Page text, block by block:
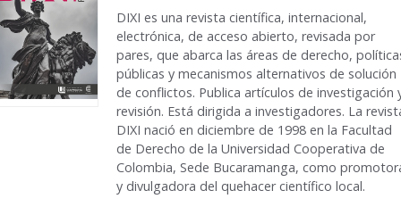
DIXI es una revista científica, internacional,
electrónica, de acceso abierto, revisada por
pares, que abarca las áreas de derecho,
públicas y mecanismos alternativos de solución
de conflictos. Publica artículos de investigación
revisión. Está dirigida a investigadores. La
DIXI nació en diciembre de 1998 en la Facultad
de Derecho de la Universidad Cooperativa de
Colombia, Sede Bucaramanga, como
y divulgadora del quehacer científico local.